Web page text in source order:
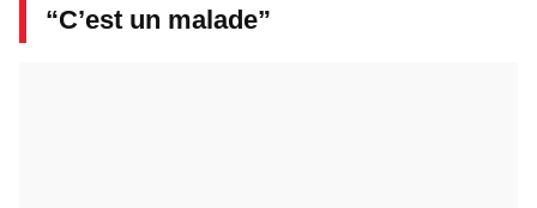
“C’est un malade”